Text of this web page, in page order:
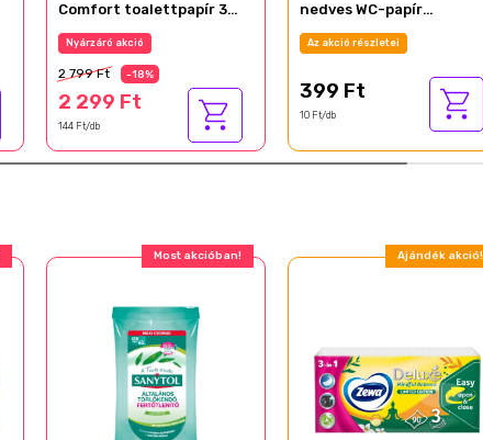
Comfort toalettpapír 3
rétegű 16 tekercs
Nyárzáró akció
2 799 Ft -18%
2 299 Ft
144 Ft/db
nedves WC-papír
gyerekeknek körömvirág
kivonattal és zöld teával
Az akció részletei
399 Ft
10 Ft/db
Most akcióban! Ajándék akció!